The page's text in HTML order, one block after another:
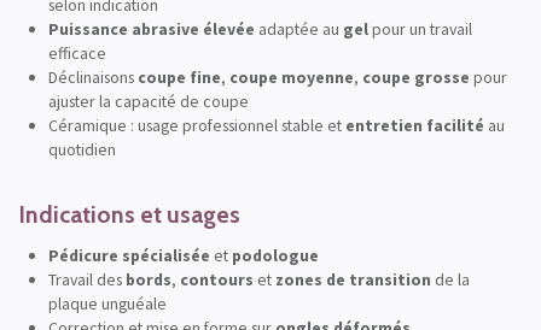
selon indication
Puissance abrasive élevée adaptée au gelpour un travail
efficace
Déclinaisons coupe fine, coupe moyenne, coupe grosse pour
ajuster la capacité de coupe
Céramique : usage professionnel stable et entretien facilité au
quotidien
Indications et usages
Pédicure spécialisée et podologue
Travail des bords, contours et zones de transition de la
plaque unguéale